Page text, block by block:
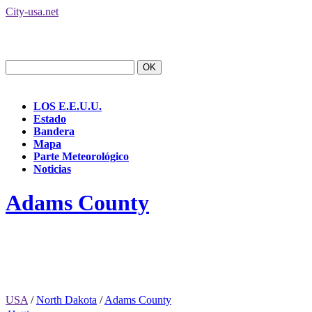
City-usa.net
LOS E.E.U.U.
Estado
Bandera
Mapa
Parte Meteorológico
Noticias
Adams County
USA /North Dakota /Adams County